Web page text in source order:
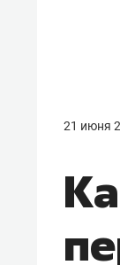
21 июня